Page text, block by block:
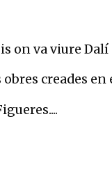
on va viure Dalí
creades